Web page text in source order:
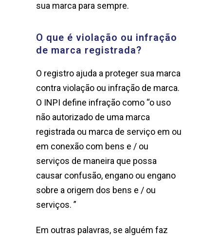
sua marca para sempre.
O que é violação ou infração
de marca registrada?
O registro ajuda a proteger sua marca
contra violação ou infração de marca.
O INPI define infração como “o uso
não autorizado de uma marca
registrada ou marca de serviço em ou
em conexão com bens e / ou
serviços de maneira que possa
causar confusão, engano ou engano
sobre a origem dos bens e / ou
serviços. ”
Em outras palavras, se alguém faz